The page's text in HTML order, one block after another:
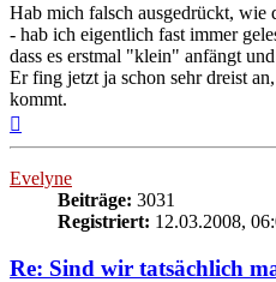
Hab mich falsch ausgedrückt, wie
- hab ich eigentlich fast immer
dass es erstmal "klein" anfängt
Er fing jetzt ja schon sehr dreist
kommt.
Evelyne
Beiträge: 3031
Registriert: 12.03.2008,
Re: Sind wir tatsächlich